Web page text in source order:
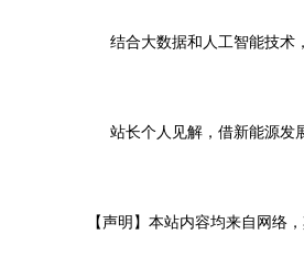
结合大数据和人工智能技术，
站长个人见解，借新能源发展
【声明】本站内容均来自网络